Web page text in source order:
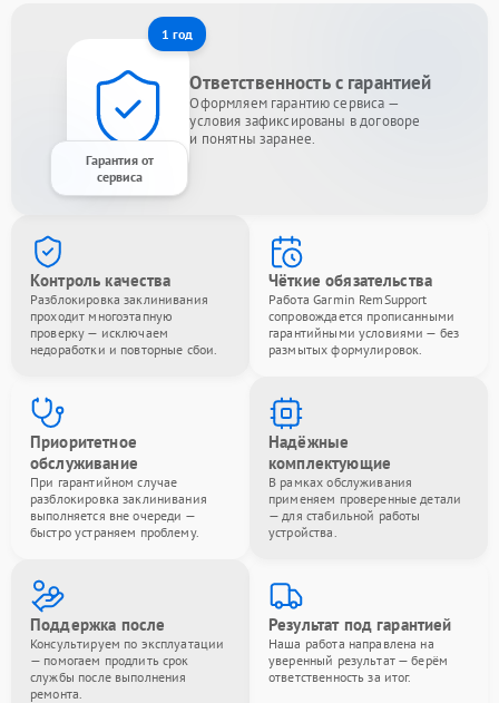
1 год
Гарантия от
сервиса
Ответственность с гарантией
Оформляем гарантию сервиса —
условия зафиксированы в договоре
и понятны заранее.
Контроль качества
Разблокировка заклинивания
проходит многоэтапную
проверку — исключаем
недоработки и повторные сбои.
Чёткие обязательства
Работа Garmin RemSupport
сопровождается прописанными
гарантийными условиями — без
размытых формулировок.
Приоритетное
обслуживание
При гарантийном случае
разблокировка заклинивания
выполняется вне очереди —
быстро устраняем проблему.
Надёжные
комплектующие
В рамках обслуживания
применяем проверенные детали
— для стабильной работы
устройства.
Поддержка после
Консультируем по эксплуатации
— помогаем продлить срок
службы после выполнения
ремонта.
Результат под гарантией
Наша работа направлена на
уверенный результат — берём
ответственность за итог.